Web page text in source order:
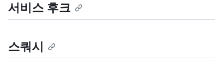
서비스 후크
스쿼시